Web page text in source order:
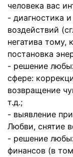
человека вас
- диагностика
воздействий
негатива тому,
постановка
- решение
сфере:
возвращение
т.д.;
- выявление
Любви, снятие
- решение
финансов (в